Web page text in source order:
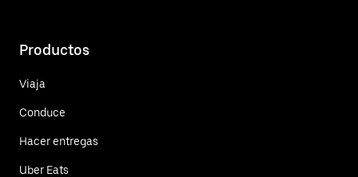
Productos
Viaja
Conduce
Hacer entregas
Uber Eats